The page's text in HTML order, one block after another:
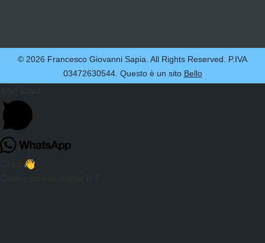
© 2026 Francesco Giovanni Sapia. All Rights Reserved. P.IVA
03472630544. Questo è un sito Bello
Ciao 👋